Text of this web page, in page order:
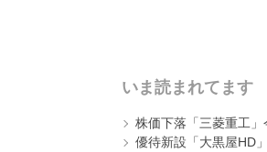
いま読まれてます
株価下落「三菱重工
優待新設「大黒屋HD